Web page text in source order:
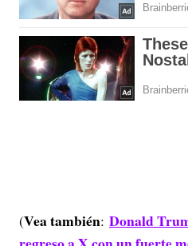
(Vea también: Donald